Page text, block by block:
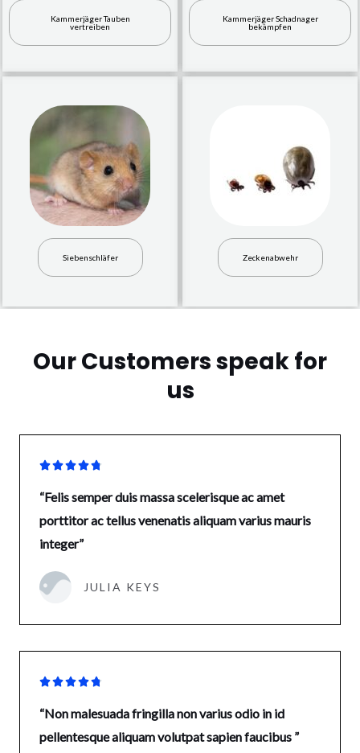
Kammerjäger Tauben
vertreiben
Kammerjäger Schadnager
bekämpfen
Siebenschläfer Zeckenabwehr
Our Customers speak for
us

“Felis semper duis massa scelerisque ac amet
porttitor ac tellus venenatis aliquam varius mauris
integer”
JULIA KEYS

“Non malesuada fringilla non varius odio in id
pellentesque aliquam volutpat sapien faucibus ”